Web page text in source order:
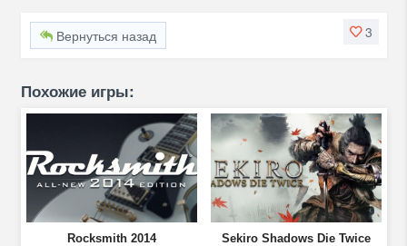
3
Вернуться назад
Похожие игры:
Rocksmith 2014 Sekiro Shadows Die Twice